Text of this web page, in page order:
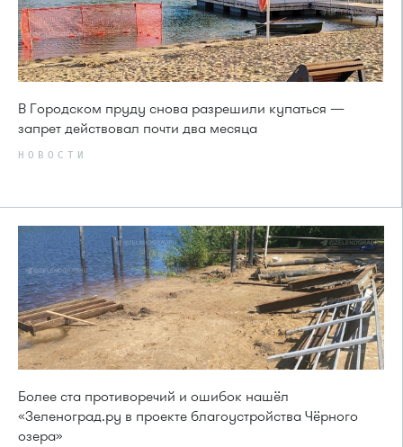
В Городском пруду снова разрешили купаться —
запрет действовал почти два месяца
НОВОСТИ
Более ста противоречий и ошибок нашёл
«Зеленоград.ру в проекте благоустройства Чёрного
озера»